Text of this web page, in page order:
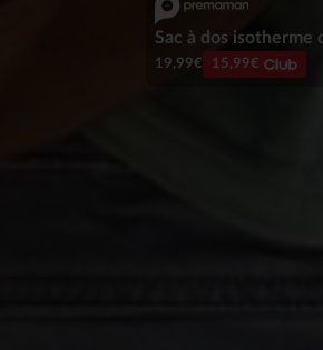
Sweat dès
5,99€ 2,99€